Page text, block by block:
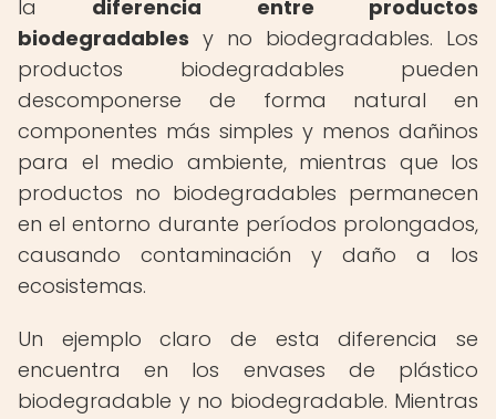
la diferencia entre productos
biodegradables y no biodegradables. Los
productos biodegradables pueden
descomponerse de forma natural en
componentes más simples y menos dañinos
para el medio ambiente, mientras que los
productos no biodegradables permanecen
en el entorno durante períodos prolongados,
causando contaminación y daño a los
ecosistemas.
Un ejemplo claro de esta diferencia se
encuentra en los envases de plástico
biodegradable y no biodegradable. Mientras